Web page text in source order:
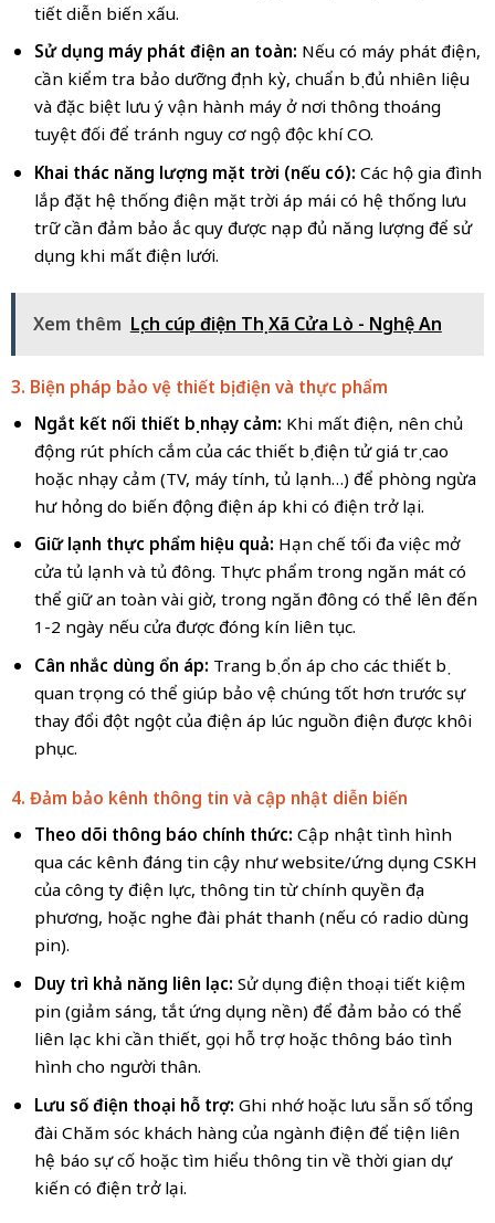
tiết diễn biến xấu.
Sử dụng máy phát điện an toàn: Nếu có máy phát điện,
cần kiểm tra bảo dưỡng định kỳ, chuẩn bị đủ nhiên liệu
và đặc biệt lưu ý vận hành máy ở nơi thông thoáng
tuyệt đối để tránh nguy cơ ngộ độc khí CO.
Khai thác năng lượng mặt trời (nếu có): Các hộ gia đình
lắp đặt hệ thống điện mặt trời áp mái có hệ thống lưu
trữ cần đảm bảo ắc quy được nạp đủ năng lượng để sử
dụng khi mất điện lưới.
Xem thêm Lịch cúp điện Thị Xã Cửa Lò - Nghệ An
3. Biện pháp bảo vệ thiết bị điện và thực phẩm
Ngắt kết nối thiết bị nhạy cảm: Khi mất điện, nên chủ
động rút phích cắm của các thiết bị điện tử giá trị cao
hoặc nhạy cảm (TV, máy tính, tủ lạnh…) để phòng ngừa
hư hỏng do biến động điện áp khi có điện trở lại.
Giữ lạnh thực phẩm hiệu quả: Hạn chế tối đa việc mở
cửa tủ lạnh và tủ đông. Thực phẩm trong ngăn mát có
thể giữ an toàn vài giờ, trong ngăn đông có thể lên đến
1-2 ngày nếu cửa được đóng kín liên tục.
Cân nhắc dùng ổn áp: Trang bị ổn áp cho các thiết bị
quan trọng có thể giúp bảo vệ chúng tốt hơn trước sự
thay đổi đột ngột của điện áp lúc nguồn điện được khôi
phục.
4. Đảm bảo kênh thông tin và cập nhật diễn biến
Theo dõi thông báo chính thức: Cập nhật tình hình
qua các kênh đáng tin cậy như website/ứng dụng CSKH
của công ty điện lực, thông tin từ chính quyền địa
phương, hoặc nghe đài phát thanh (nếu có radio dùng
pin).
Duy trì khả năng liên lạc: Sử dụng điện thoại tiết kiệm
pin (giảm sáng, tắt ứng dụng nền) để đảm bảo có thể
liên lạc khi cần thiết, gọi hỗ trợ hoặc thông báo tình
hình cho người thân.
Lưu số điện thoại hỗ trợ: Ghi nhớ hoặc lưu sẵn số tổng
đài Chăm sóc khách hàng của ngành điện để tiện liên
hệ báo sự cố hoặc tìm hiểu thông tin về thời gian dự
kiến có điện trở lại.